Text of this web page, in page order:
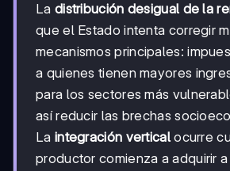
La distribución desigual de la
que el Estado intenta corregir
mecanismos principales:
a quienes tienen mayores
para los sectores más
así reducir las brechas
La integración verticalocurre
productor comienza a adquirir